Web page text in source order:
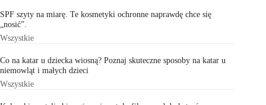
SPF szyty na miarę. Te kosmetyki ochronne naprawdę chce się
„nosić”.
Wszystkie
Co na katar u dziecka wiosną? Poznaj skuteczne sposoby na katar u
niemowląt i małych dzieci
Wszystkie